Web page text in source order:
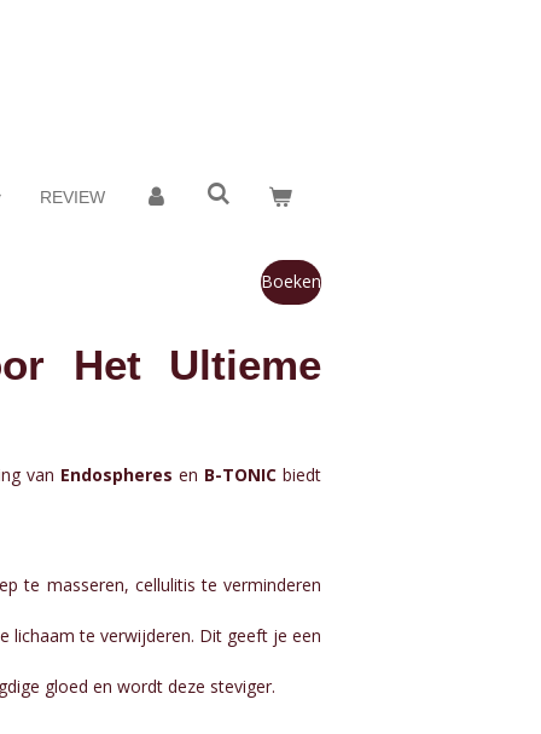
REVIEW
Boeken
Het Ultieme
van Endospheres en B-TONIC biedt
te masseren, cellulitis te verminderen
lichaam te verwijderen. Dit geeft je een
gloed en wordt deze steviger.